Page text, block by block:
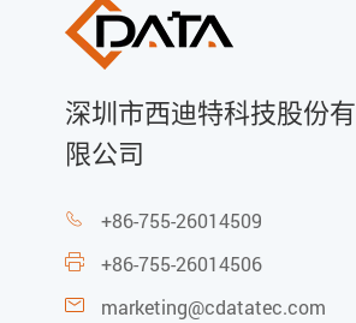
深圳市西迪特科技股份有
限公司
 +86-755-26014509
 +86-755-26014506
 marketing@cdatatec.com